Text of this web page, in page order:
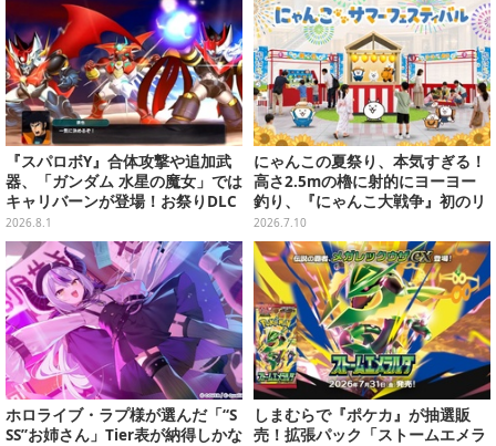
『スパロボY』合体攻撃や追加武
器、「ガンダム 水星の魔女」では
キャリバーンが登場！お祭りDLC
「アニバーサリーエキスパンショ
ンパック」8月5日配信
2026.8.1
にゃんこの夏祭り、本気すぎる！
高さ2.5mの櫓に射的にヨーヨー
釣り、『にゃんこ大戦争』初のリ
アルイベントが全国3会場で7月よ
り開催
2026.7.10
ホロライブ・ラプ様が選んだ「“S
SS”お姉さん」Tier表が納得しかな
しまむらで『ポケカ』が抽選販
売！拡張パック「ストームエメラ